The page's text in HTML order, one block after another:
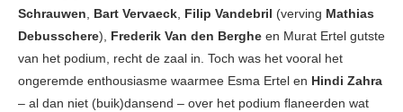
Schrauwen, Bart Vervaeck, Filip Vandebril (verving Mathias
Debusschere), Frederik Van den Berghe en Murat Ertel gutste
van het podium, recht de zaal in. Toch was het vooral het
ongeremde enthousiasme waarmee Esma Ertel en Hindi Zahra
– al dan niet (buik)dansend – over het podium flaneerden wat